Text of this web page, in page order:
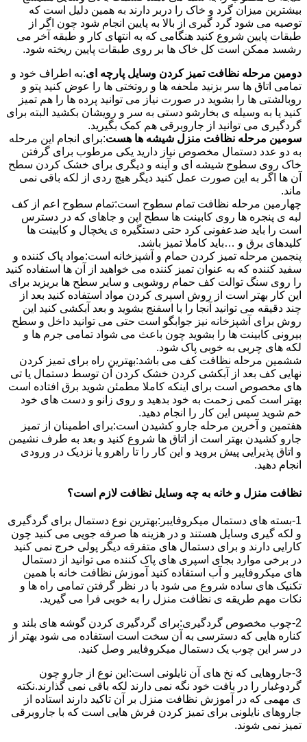
بیشترین میزان گرد و خاک را دربر دارند به همین دلیل است که
توصیه می شود گرد گیری از بالا به پایین انجام شود چون اگر از
طبقات پایین شروع کنید هنگامی که به انتهای کار و طبقه آخر می
رشسد ممکن است کل خاک ها بر روی طبقات پایین ریخته شود.
دومین مرحله نظافت تمیز کردن وسایل پارچه ای:به اطراف خود و
تمامی اتاق ها سر بزنید ملحفه ها و روتختی ها را عوض کنید پتو و
روبالشتی ها را بشوید در صورت نیاز می توانید پرده ها را هم تمیز
کنید یا به وسیله ی بخارشو دستی به سر و رویشان بکشید البته برای
گردگیری می توانید از جاروبرقی هم کمک بگیرید.
سومین مرحله نظافت منزل شیشه ها هست:برای انجام این مرحله
به دو عدد دستمال مخصوص نیاز دارید یکی مرطوب برای گرفتن
خاک روی سطوح شیشه ای و آینه و دیگری برای خشک کردن سطح
آن ها اگر به این صورت عمل کنید دیگر هیچ ردی از لکه باقی نمی
ماند.
چهارمین مرحله نظافت تمام سطوح است:تمام سطوح اعم از کف
لبه ی پنجره ها روی کابینت ها سطح اپن و جاهای که در دسترس
است را باید ضدعفونی کرد حتی دستگیره ی یخچال و کابینت ها
کلیدهای برق و …باید کاملا تمیز باشد.
پنجمین مرحله تمیز کردن حمام و آشپزخانه است:مواد پاک کننده و
سفید کننده که به عنوان تمیز کننده می خواهید از آن ها استفاده کنید
را روی سنگ توالت کف حمام روشویی و سایر سطح ها بریزید برای
این کار بهتر است از روش اسپری کردن مواد استفاده کنید بعد از
چند دقیقه می توانید آنجا را با اسفنج بشوید و بعد آبکشی کنید این
روش برای آشپزخانه نیز جوابگو است حتی می توانید داخل و سطح
بیرونی کابینت ها را بشوید چون باعث می شواد تمامی جرم ها و
لکه های چربی به خوبی پاک شود.
ششمین مرحله نظافت کف می باشد:بهترین راه برای تمیز کردن
نهایی کف بعد از آبکشی کردن خشک کردن آن توسط دستمال یا تی
های مخصوص است برای اینکه کاملا مطمئن شوید برق افتاده است
بهتر است کمی زحمت به خود بدهید و روی زانو و دست های خود
خم شوید سپس این کار را انجام دهید.
هفتمین و آخرین مرحله جارو کشیدن است:برای اطمینان از تمیز
جارو کشیدن بهتر است از اتاق ها شروع کنید و بعد به طرف نشیمن
و اتاق پذیرایی پیش بروید و این کار را تا راهرو یا نزدیک در ورودی
انجام دهید.
نظافت منزل و خانه به چه وسایل نظافت لازم است؟
1-بسته های دستمال میکروفایبر:بهترین نوع دستمال برای گردگیری
و لکه گیری وسایل هستند و در هزینه ها صرفه جویی می کنید چون
کارایی دارند و برای دستمال های متفرقه دیگر پولی خرج نمی کنید
در برخی موارد بجای اسپری های پاک کننده می توانید از دستمال
های میکروفایبر و آب استفاده کنید آموزش نظافت خانه با همین
تکنیک های ساده شروع می شود با در نظر گرفتن تمامی راه ها و
نکات مهم طریقه ی نظافت منزل را به خوبی فرا می گیرید.
2-چوب مخصوص گردگیری:برای گردگیری کردن گوشه های بلند و
کناره هایی که دسترسی به آن سخت است استفاده می شود بهتر از
در سر این چوب یک دستمال میکروفایبر وصل کنید.
3-جاروهایی که نخ های آن نایلونی است:این نوع از جارو چون
گردوغبار را در بافت خود نگه نمی دارند لکه باقی نمی گذارند.نکته
ی مهمی که در آموزش نظافت منزل بر آن تاکید دارند استاده از
جاروهای نایلونی برای تمیز کردن فرش هایی است که با جاروبرقی
تمیز نمی شوند.